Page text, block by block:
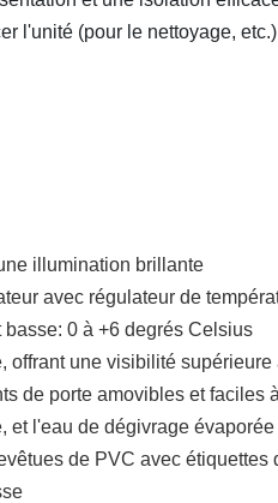
l'unité (pour le nettoyage,
illumination brillante
avec régulateur de
0 à +6 degrés Celsius
une visibilité supérieure
de porte amovibles et faciles
l'eau de dégivrage
de PVC avec étiquettes